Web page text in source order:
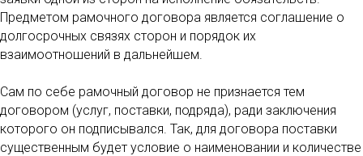
Предметом рамочного договора является соглашение о
долгосрочных связях сторон и порядок их
взаимоотношений в дальнейшем.
Сам по себе рамочный договор не признается тем
договором (услуг, поставки, подряда), ради заключения
которого он подписывался. Так, для договора поставки
существенным будет условие о наименовании и количестве